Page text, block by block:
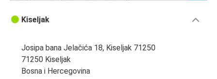
Kiseljak
Josipa bana Jelačića 18, Kiseljak 71250
71250 Kiseljak
Bosna i Hercegovina